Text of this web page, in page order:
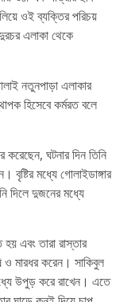
ওই ব্যক্তির পরিচয়
এলাকা থেকে
নতুনপাড়া এলাকার
হিসেবে কর্মরত বলে
করেছেন, ঘটনার দিন তিনি
বৃষ্টির মধ্যে গোলাইডাঙ্গার
দিলে দুজনের মধ্যে
এবং তারা রাস্তার
ও মারধর করেন। সাকিবুল
উপুড় করে রাখেন। এতে